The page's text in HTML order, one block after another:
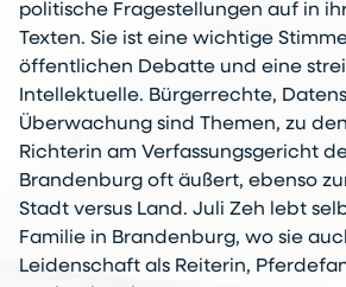
politische Fragestellungen auf in
Texten. Sie ist eine wichtige
öffentlichen Debatte und eine
Intellektuelle. Bürgerrechte,
Überwachung sind Themen, zu
Richterin am Verfassungsgericht
Brandenburg oft äußert, ebenso
Stadt versus Land. Juli Zeh lebt
Familie in Brandenburg, wo sie
Leidenschaft als Reiterin,